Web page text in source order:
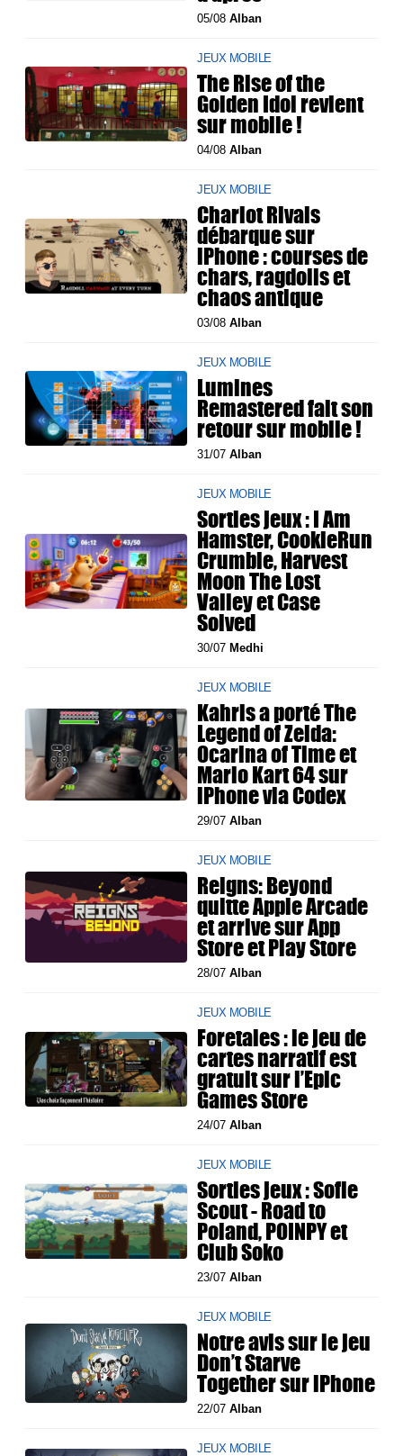
05/08Alban
JEUX MOBILE
The Rise of the
Golden Idol revient
sur mobile !
04/08Alban
JEUX MOBILE
Chariot Rivals
débarque sur
iPhone : courses de
chars, ragdolls et
chaos antique
03/08Alban
JEUX MOBILE
Lumines
Remastered fait son
retour sur mobile !
31/07Alban
JEUX MOBILE
Sorties jeux : I Am
Hamster, CookieRun
Crumble, Harvest
Moon The Lost
Valley et Case
Solved
30/07 Medhi
JEUX MOBILE
Kahris a porté The
Legend of Zelda:
Ocarina of Time et
Mario Kart 64 sur
iPhone via Codex
29/07Alban
JEUX MOBILE
Reigns: Beyond
quitte Apple Arcade
et arrive sur App
Store et Play Store
28/07Alban
JEUX MOBILE
Foretales : le jeu de
cartes narratif est
gratuit sur l’Epic
Games Store
24/07Alban
JEUX MOBILE
Sorties jeux : Sofie
Scout - Road to
Poland, POINPY et
Club Soko
23/07Alban
JEUX MOBILE
Notre avis sur le jeu
Don’t Starve
Together sur iPhone
22/07Alban
JEUX MOBILE